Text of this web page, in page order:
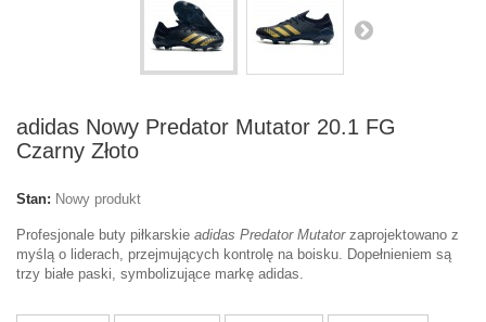
adidas Nowy Predator Mutator 20.1 FG
Czarny Złoto
Stan: Nowy produkt
Profesjonale buty piłkarskie adidas Predator Mutatorzaprojektowano z
myślą o liderach, przejmujących kontrolę na boisku. Dopełnieniem są
trzy białe paski, symbolizujące markę adidas.